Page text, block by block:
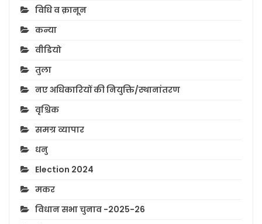
विधि व क़ानून
कन्या
वीडियो
तुला
नए अधिकारियों की नियुक्ति/स्थानांतरण
वृश्चिक
समग्र व्यापार
धनु
Election 2024
मकर
विधान सभा चुनाव -2025-26